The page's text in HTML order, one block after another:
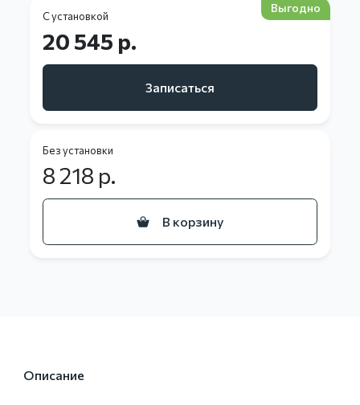
С установкой
Выгодно
20 545 р.
Записаться
Без установки
8 218 р.
В корзину
Описание